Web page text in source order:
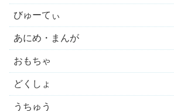
びゅーてぃ
あにめ・まんが
おもちゃ
どくしょ
うちゅう